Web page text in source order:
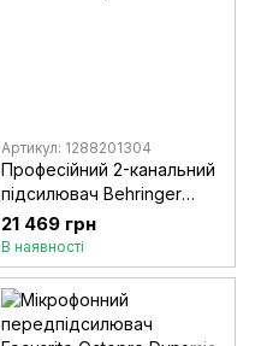
Артикул: 1288201304
Професійний 2-канальний
підсилювач Behringer
NX3000D
21 469 грн
В наявності